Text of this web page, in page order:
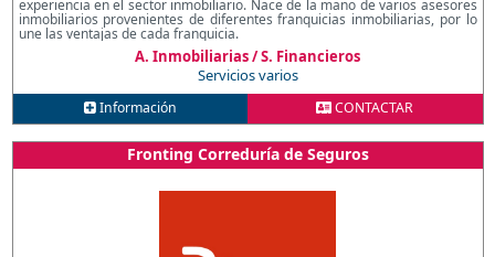
experiencia en el sector inmobiliario. Nace de la mano de varios asesores
inmobiliarios provenientes de diferentes franquicias inmobiliarias, por lo
une las ventajas de cada franquicia.
A. Inmobiliarias / S. Financieros
Servicios varios
Información CONTACTAR
Fronting Correduría de Seguros